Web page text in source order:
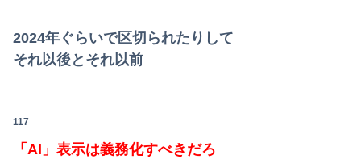
2024年ぐらいで区切られたりして
それ以後とそれ以前
117
「AI」表示は義務化すべきだろ